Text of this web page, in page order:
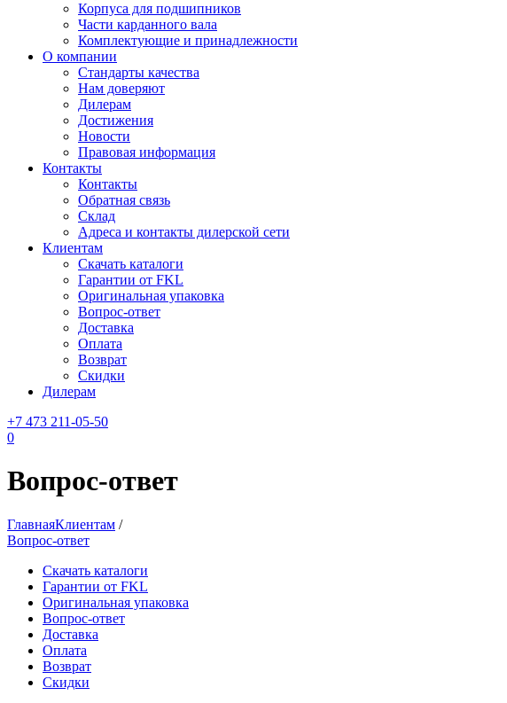
Корпуса для подшипников
Части карданного вала
Комплектующие и принадлежности
О компании
Стандарты качества
Нам доверяют
Дилерам
Достижения
Новости
Правовая информация
Контакты
Контакты
Обратная связь
Склад
Адреса и контакты дилерской сети
Клиентам
Скачать каталоги
Гарантии от FKL
Оригинальная упаковка
Вопрос-ответ
Доставка
Оплата
Возврат
Скидки
Дилерам
+7 473 211-05-50
0
Вопрос-ответ
ГлавнаяКлиентам /
Вопрос-ответ
Скачать каталоги
Гарантии от FKL
Оригинальная упаковка
Вопрос-ответ
Доставка
Оплата
Возврат
Скидки